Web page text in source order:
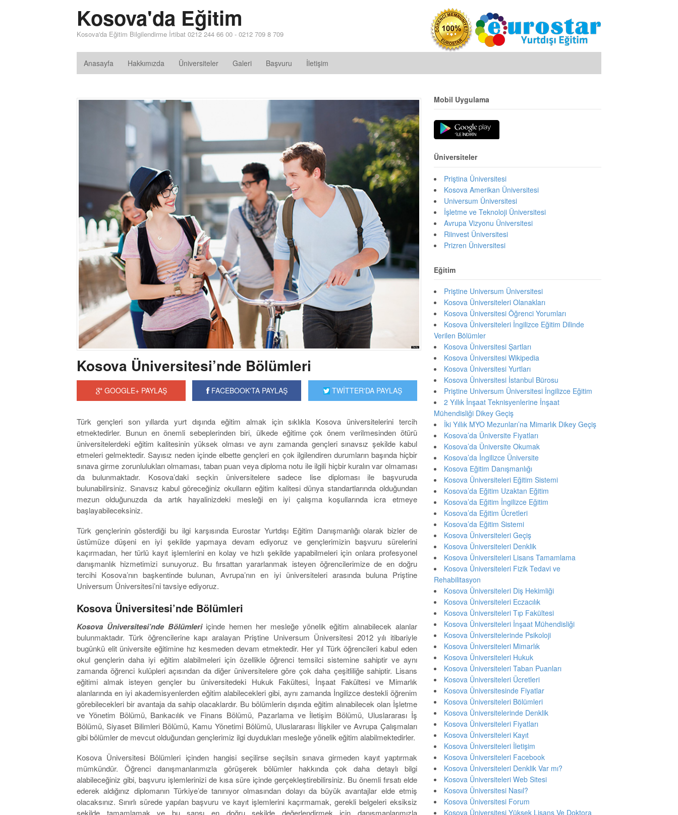
Kosova'da Eğitim
Kosova'da Eğitim Bilgilendirme İrtibat 0212 244 66 00 - 0212 709 8 709
Anasayfa Hakkımızda Üniversiteler Galeri Başvuru İletişim
Kosova Üniversitesi’nde Bölümleri
GOOGLE+ PAYLAŞ FACEBOOK'TA PAYLAŞ TWİTTER'DA PAYLAŞ
Türk gençleri son yıllarda yurt dışında eğitim almak için sıklıkla Kosova üniversitelerini tercih
etmektedirler. Bunun en önemli sebeplerinden biri, ülkede eğitime çok önem verilmesinden ötürü
üniversitelerdeki eğitim kalitesinin yüksek olması ve aynı zamanda gençleri sınavsız şekilde kabul
etmeleri gelmektedir. Sayısız neden içinde elbette gençleri en çok ilgilendiren durumların başında hiçbir
sınava girme zorunlulukları olmaması, taban puan veya diploma notu ile ilgili hiçbir kuralın var olmaması
da bulunmaktadır. Kosova’daki seçkin üniversitelere sadece lise diploması ile başvuruda
bulunabilirsiniz. Sınavsız kabul göreceğiniz okulların eğitim kalitesi dünya standartlarında olduğundan
mezun olduğunuzda da artık hayalinizdeki mesleği en iyi çalışma koşullarında icra etmeye
başlayabileceksiniz.
Türk gençlerinin gösterdiği bu ilgi karşısında Eurostar Yurtdışı Eğitim Danışmanlığı olarak bizler de
üstümüze düşeni en iyi şekilde yapmaya devam ediyoruz ve gençlerimizin başvuru sürelerini
kaçırmadan, her türlü kayıt işlemlerini en kolay ve hızlı şekilde yapabilmeleri için onlara profesyonel
danışmanlık hizmetimizi sunuyoruz. Bu fırsattan yararlanmak isteyen öğrencilerimize de en doğru
tercihi Kosova’nın başkentinde bulunan, Avrupa’nın en iyi üniversiteleri arasında buluna Priştine
Universum Üniversitesi’ni tavsiye ediyoruz.
Kosova Üniversitesi’nde Bölümleri
Kosova Üniversitesi’nde Bölümleriiçinde hemen her mesleğe yönelik eğitim alınabilecek alanlar
bulunmaktadır. Türk öğrencilerine kapı aralayan Priştine Universum Üniversitesi 2012 yılı itibariyle
bugünkü elit üniversite eğitimine hız kesmeden devam etmektedir. Her yıl Türk öğrencileri kabul eden
okul gençlerin daha iyi eğitim alabilmeleri için özellikle öğrenci temsilci sistemine sahiptir ve aynı
zamanda öğrenci kulüpleri açısından da diğer üniversitelere göre çok daha çeşitliliğe sahiptir. Lisans
eğitimi almak isteyen gençler bu üniversitedeki Hukuk Fakültesi, İnşaat Fakültesi ve Mimarlık
alanlarında en iyi akademisyenlerden eğitim alabilecekleri gibi, aynı zamanda İngilizce destekli öğrenim
görebilecekleri bir avantaja da sahip olacaklardır. Bu bölümlerin dışında eğitim alınabilecek olan İşletme
ve Yönetim Bölümü, Bankacılık ve Finans Bölümü, Pazarlama ve İletişim Bölümü, Uluslararası İş
Bölümü, Siyaset Bilimleri Bölümü, Kamu Yönetimi Bölümü, Uluslararası İlişkiler ve Avrupa Çalışmaları
gibi bölümler de mevcut olduğundan gençlerimiz ilgi duydukları mesleğe yönelik eğitim alabilmektedirler.
Kosova Üniversitesi Bölümleri içinden hangisi seçilirse seçilsin sınava girmeden kayıt yaptırmak
mümkündür. Öğrenci danışmanlarımızla görüşerek bölümler hakkında çok daha detaylı bilgi
alabileceğiniz gibi, başvuru işlemlerinizi de kısa süre içinde gerçekleştirebilirsiniz. Bu önemli fırsatı elde
ederek aldığınız diplomanın Türkiye’de tanınıyor olmasından dolayı da büyük avantajlar elde etmiş
olacaksınız. Sınırlı sürede yapılan başvuru ve kayıt işlemlerini kaçırmamak, gerekli belgeleri eksiksiz
Mobil Uygulama
Üniversiteler
Priştina Üniversitesi
Kosova Amerikan Üniversitesi
Universum Üniversitesi
İşletme ve Teknoloji Üniversitesi
Avrupa Vizyonu Üniversitesi
Riinvest Üniversitesi
Prizren Üniversitesi
Eğitim
Priştine Universum Üniversitesi
Kosova Üniversiteleri Olanakları
Kosova Üniversitesi Öğrenci Yorumları
Kosova Üniversiteleri İngilizce Eğitim Dilinde
Verilen Bölümler
Kosova Üniversitesi Şartları
Kosova Üniversitesi Wikipedia
Kosova Üniversitesi Yurtları
Kosova Üniversitesi İstanbul Bürosu
Priştine Universum Üniversitesi İngilizce Eğitim
2 Yıllık İnşaat Teknisyenlerine İnşaat
Mühendisliği Dikey Geçiş
İki Yıllık MYO Mezunları’na Mimarlık Dikey Geçiş
Kosova’da Üniversite Fiyatları
Kosova’da Üniversite Okumak
Kosova’da İngilizce Üniversite
Kosova Eğitim Danışmanlığı
Kosova Üniversiteleri Eğitim Sistemi
Kosova’da Eğitim Uzaktan Eğitim
Kosova’da Eğitim İngilizce Eğitim
Kosova’da Eğitim Ücretleri
Kosova’da Eğitim Sistemi
Kosova Üniversiteleri Geçiş
Kosova Üniversiteleri Denklik
Kosova Üniversiteleri Lisans Tamamlama
Kosova Üniversiteleri Fizik Tedavi ve
Rehabilitasyon
Kosova Üniversiteleri Diş Hekimliği
Kosova Üniversiteleri Eczacılık
Kosova Üniversiteleri Tıp Fakültesi
Kosova Üniversiteleri İnşaat Mühendisliği
Kosova Üniversitelerinde Psikoloji
Kosova Üniversiteleri Mimarlık
Kosova Üniversiteleri Hukuk
Kosova Üniversiteleri Taban Puanları
Kosova Üniversiteleri Ücretleri
Kosova Üniversitesinde Fiyatlar
Kosova Üniversiteleri Bölümleri
Kosova Üniversitelerinde Denklik
Kosova Üniversiteleri Fiyatları
Kosova Üniversiteleri Kayıt
Kosova Üniversiteleri İletişim
Kosova Üniversiteleri Facebook
Kosova Üniversiteleri Denklik Var mı?
Kosova Üniversiteleri Web Sitesi
Kosova Üniversitesi Nasıl?
Kosova Üniversitesi Forum
Kosova Üniversitesi Yüksek Lisans Ve Doktora